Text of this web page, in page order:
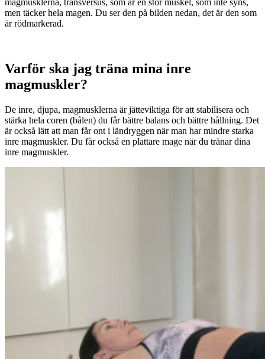
magmusklerna, transversus, som är en stor muskel, som inte syns,
men täcker hela magen. Du ser den på bilden nedan, det är den som
är rödmarkerad.
Varför ska jag träna mina inre
magmuskler?
De inre, djupa, magmusklerna är jätteviktiga för att stabilisera och
stärka hela coren (bålen) du får bättre balans och bättre hållning. Det
är också lätt att man får ont i ländryggen när man har mindre starka
inre magmuskler. Du får också en plattare mage när du tränar dina
inre magmuskler.